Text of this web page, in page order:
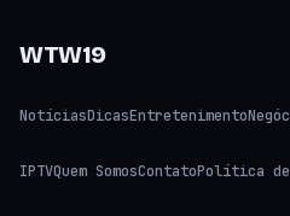
WTW19
NotíciasDicasEntretenimento
IPTVQuem SomosContatoPolítica de